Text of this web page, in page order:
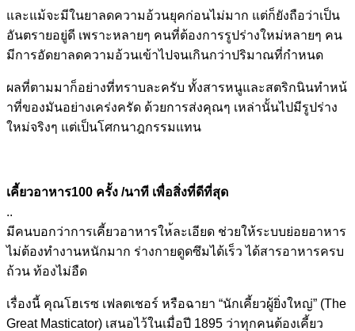
และแม้จะมีในยาลดความอ้วนยุคก่อนไม่มาก แต่ก็ยังถือว่าเป็น
อันตรายอยู่ดี เพราะหลายๆ คนที่ต้องการรูปร่างใหม่หลายๆ คน
มีการอัดยาลดความอ้วนเข้าไปจนเกินกว่าปริมาณที่กำหนด
ผลที่ตามมาก็อย่างที่ทราบละครับ ทั้งสารหนูและสตริกนินทำหน้
าที่ของมันอย่างเคร่งครัด ด้วยการส่งคุณๆ เหล่านั้นไปมีรูปร่าง
ใหม่จริงๆ แต่เป็นโศกนาฎกรรมแทน
เคี้ยวอาหาร100 ครั้ง /นาที เพื่อสิ่งที่ดีที่สุด
..
มีคนบอกว่าการเคี้ยวอาหารให้ละเอียด ช่วยให้ระบบย่อยอาหาร
ไม่ต้องทำงานหนักมาก ร่างกายดูดซึมได้เร็ว ได้สารอาหารครบ
ถ้วน ท้องไม่อืด
เรื่องนี้ คุณโฮเรซ เฟลตเชอร์ หรือฉายา “นักเคี้ยวผู้ยิ่งใหญ่” (The
Great Masticator) เสนอไว้ในเมื่อปี 1895 ว่าทุกคนต้องเคี้ยว